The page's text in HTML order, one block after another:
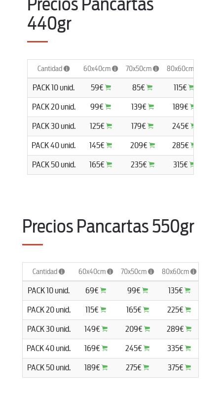
440gr
Cantidad 60x40cm 70x50cm 80x60cm
PACK 10 unid. 59€ 85€ 115€
PACK 20 unid. 99€ 139€ 189€
PACK 30 unid. 125€ 179€ 245€
PACK 40 unid. 145€ 209€ 285€
PACK 50 unid. 165€ 235€ 315€
Precios Pancartas 550gr
Cantidad 60x40cm 70x50cm 80x60cm
PACK 10 unid. 69€ 99€ 135€
PACK 20 unid. 115€ 165€ 225€
PACK 30 unid. 149€ 209€ 289€
PACK 40 unid. 169€ 245€ 335€
PACK 50 unid. 189€ 275€ 375€